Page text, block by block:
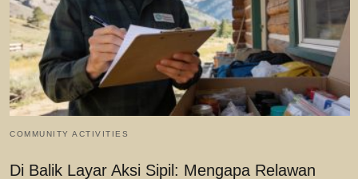
COMMUNITY ACTIVITIES
Di Balik Layar Aksi Sipil: Mengapa Relawan